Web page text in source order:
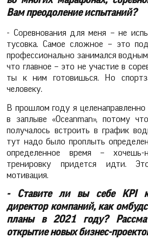
Вам преодоление испытаний?
- Соревнования для меня – не
тусовка. Самое сложное – это
профессионально занимался
что главное – это не участие в
ты к ним готовишься. Но
человеку.
В прошлом году я целенаправленно
в заплыве «Oceanman», потому
получалось встроить в график
тут надо было проплыть
определенное время –
тренировку придется идти.
мотивация.
- Ставите ли вы себе KPI
директор компаний, как
планы в 2021 году?
открытие новых бизнес-